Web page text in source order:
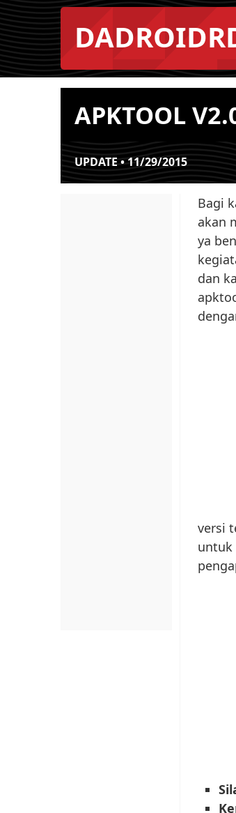
APKTOOL
UPDATE • 11/29/2015
Bagi
akan
ya
dan
versi
untuk